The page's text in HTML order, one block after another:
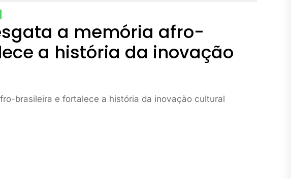
a memória afro-
a história da inovação
brasileira e fortalece a história da inovação cultural